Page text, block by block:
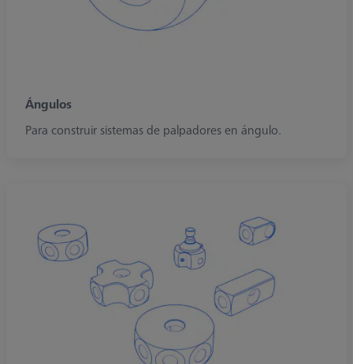
Ángulos
Para construir sistemas de palpadores en ángulo.